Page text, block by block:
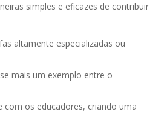
simples e eficazes de contribuir
altamente especializadas ou
mais um exemplo entre o
os educadores, criando uma